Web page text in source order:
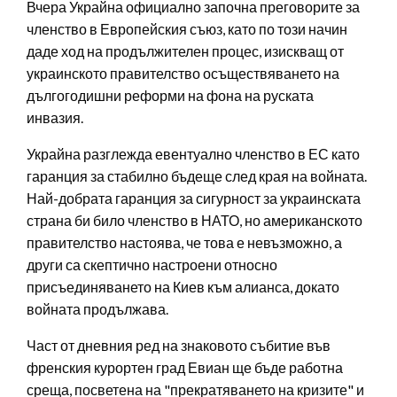
Вчера Украйна официално започна преговорите за
членство в Европейския съюз, като по този начин
даде ход на продължителен процес, изискващ от
украинското правителство осъществяването на
дългогодишни реформи на фона на руската
инвазия.
Украйна разглежда евентуално членство в ЕС като
гаранция за стабилно бъдеще след края на войната.
Най-добрата гаранция за сигурност за украинската
страна би било членство в НАТО, но американското
правителство настоява, че това е невъзможно, а
други са скептично настроени относно
присъединяването на Киев към алианса, докато
войната продължава.
Част от дневния ред на знаковото събитие във
френския курортен град Евиан ще бъде работна
среща, посветена на "прекратяването на кризите" и